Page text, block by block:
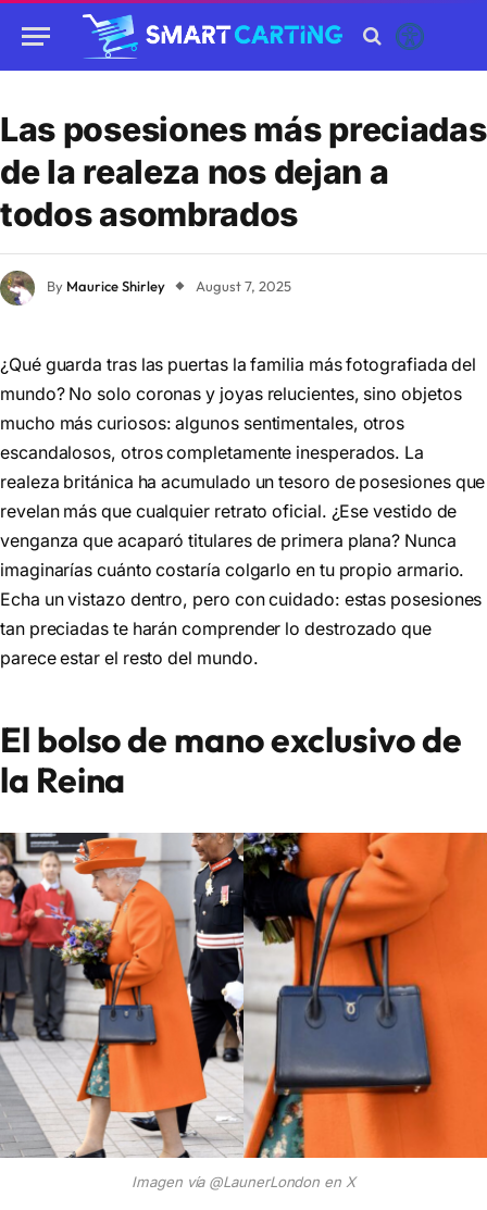
Las posesiones más preciadas
de la realeza nos dejan a
todos asombrados
By Maurice Shirley August 7, 2025
¿Qué guarda tras las puertas la familia más fotografiada del
mundo? No solo coronas y joyas relucientes, sino objetos
mucho más curiosos: algunos sentimentales, otros
escandalosos, otros completamente inesperados. La
realeza británica ha acumulado un tesoro de posesiones que
revelan más que cualquier retrato oficial. ¿Ese vestido de
venganza que acaparó titulares de primera plana? Nunca
imaginarías cuánto costaría colgarlo en tu propio armario.
Echa un vistazo dentro, pero con cuidado: estas posesiones
tan preciadas te harán comprender lo destrozado que
parece estar el resto del mundo.
El bolso de mano exclusivo de
la Reina
Imagen vía @LaunerLondon en X